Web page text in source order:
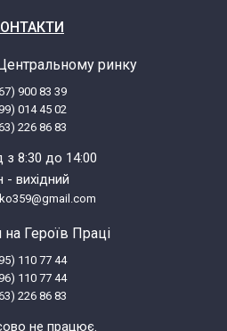
ринку
900 83 39
014 45 02
226 86 83
з 8:30 до 14:00
- вихідний
на Героїв Праці
110 77 44
110 77 44
226 86 83
не працює.